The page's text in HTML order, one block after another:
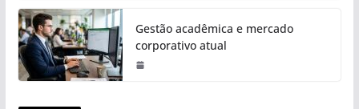
Gestão acadêmica e mercado
corporativo atual